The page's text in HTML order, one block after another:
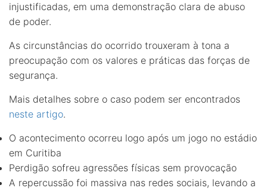
injustificadas, em uma demonstração clara de abuso
de poder.
As circunstâncias do ocorrido trouxeram à tona a
preocupação com os valores e práticas das forças de
segurança.
Mais detalhes sobre o caso podem ser encontrados
neste artigo.
O acontecimento ocorreu logo após um jogo no estádio
em Curitiba
Perdigão sofreu agressões físicas sem provocação
A repercussão foi massiva nas redes sociais, levando a